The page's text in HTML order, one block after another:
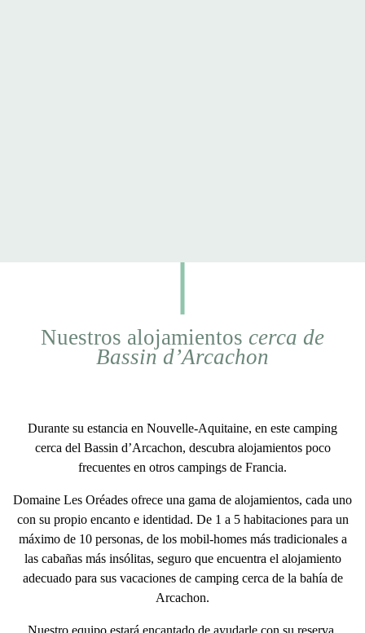
Nuestros alojamientos cerca de
Bassin d’Arcachon
Durante su estancia en Nouvelle-Aquitaine, en este camping
cerca del Bassin d’Arcachon, descubra alojamientos poco
frecuentes en otros campings de Francia.
Domaine Les Oréades ofrece una gama de alojamientos, cada uno
con su propio encanto e identidad. De 1 a 5 habitacionespara un
máximo de 10 personas, de los mobil-homes más tradicionales a
las cabañas más insólitas, seguro que encuentra el alojamiento
adecuado para sus vacaciones de camping cerca de la bahía de
Arcachon.
Nuestro equipo estará encantado de ayudarle con su reserva.